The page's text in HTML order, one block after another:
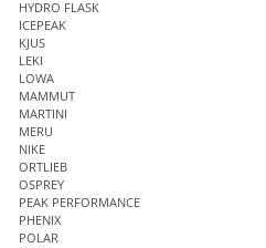
HYDRO FLASK
ICEPEAK
KJUS
LEKI
LOWA
MAMMUT
MARTINI
MERU
NIKE
ORTLIEB
OSPREY
PEAK PERFORMANCE
PHENIX
POLAR